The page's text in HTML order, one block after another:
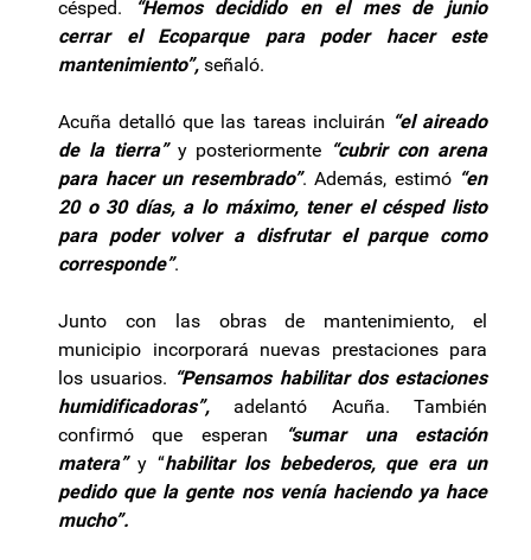
césped. “Hemos decidido en el mes de junio
cerrar el Ecoparque para poder hacer este
mantenimiento”, señaló.
Acuña detalló que las tareas incluirán “el aireado
de la tierra”y posteriormente “cubrir con arena
para hacer un resembrado”. Además, estimó “en
20 o 30 días, a lo máximo, tener el césped listo
para poder volver a disfrutar el parque como
corresponde”.
Junto con las obras de mantenimiento, el
municipio incorporará nuevas prestaciones para
los usuarios. “Pensamos habilitar dos estaciones
humidificadoras”, adelantó Acuña. También
confirmó que esperan
“sumar una estación
matera”y “habilitar los bebederos, que era un
pedido que la gente nos venía haciendo ya hace
mucho”.